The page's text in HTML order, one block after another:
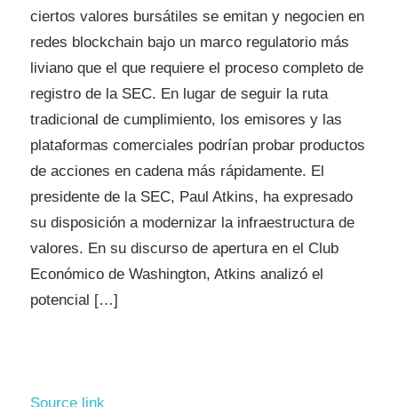
ciertos valores bursátiles se emitan y negocien en
redes blockchain bajo un marco regulatorio más
liviano que el que requiere el proceso completo de
registro de la SEC. En lugar de seguir la ruta
tradicional de cumplimiento, los emisores y las
plataformas comerciales podrían probar productos
de acciones en cadena más rápidamente. El
presidente de la SEC, Paul Atkins, ha expresado
su disposición a modernizar la infraestructura de
valores. En su discurso de apertura en el Club
Económico de Washington, Atkins analizó el
potencial […]
Source link